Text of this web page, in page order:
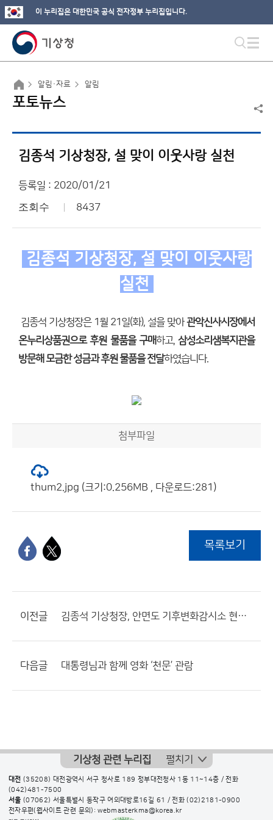
이 누리집은 대한민국 공식 전자정부 누리집입니다.
알림·자료 알림
포토뉴스
김종석 기상청장, 설 맞이 이웃사랑 실천
등록일 : 2020/01/21
조회수 8437
김종석 기상청장, 설 맞이 이웃사랑
실천
김종석 기상청장은 1월 21일(화), 설을 맞아관악신사시장에서
온누리상품권으로 후원 물품을 구매하고, 삼성소리샘복지관을
방문해 모금한 성금과 후원 물품을 전달하였습니다.
첨부파일
thum2.jpg (크기:0.256MB , 다운로드:281)
목록보기
이전글 김종석 기상청장, 안면도 기후변화감시소 현장 점검
다음글 대통령님과 함께 영화 ‘천문’ 관람
기상청 관련 누리집 펼치기
대전 (35208) 대전광역시 서구 청사로 189 정부대전청사 1동 11~14층 / 전화
(042)481-7500
서울 (07062) 서울특별시 동작구 여의대방로16길 61 / 전화(02)2181-0900
전자우편(웹사이트 관련 문의): webmasterkma@korea.kr